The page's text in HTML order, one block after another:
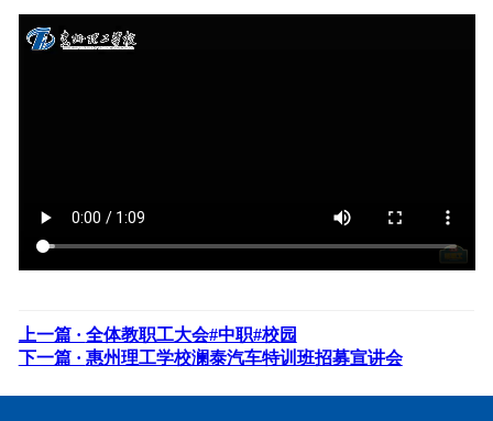
上一篇 · 全体教职工大会#中职#校园
下一篇 · 惠州理工学校澜泰汽车特训班招募宣讲会